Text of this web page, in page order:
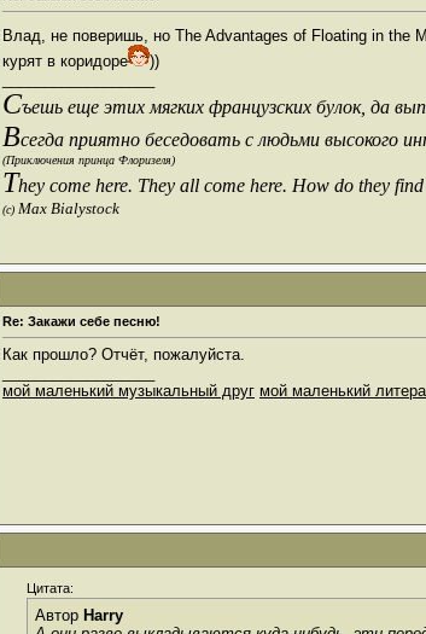
Влад, не поверишь, но The Advantages of Floating in the
курят в коридоре
))
Съешь еще этих мягких французских булок, да
Всегда приятно беседовать с людьми высокого
(Приключения принца Флоризеля)
They come here. They all come here. How do they
(c) Max Bialystock
Re: Закажи себе песню!
Как прошло? Отчёт, пожалуйста.
мой маленький музыкальный друг мой маленький
Цитата:
Автор Harry